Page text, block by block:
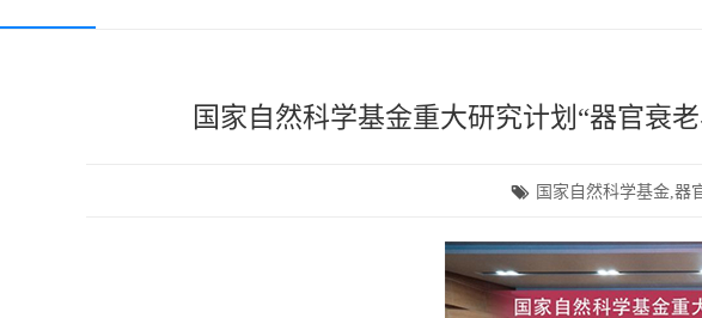
国家自然科学基金重大研究计划“器官衰
国家自然科学基金,器